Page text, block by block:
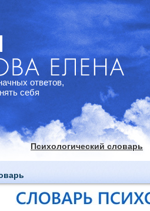
ответов,
себя
Психологический словарь